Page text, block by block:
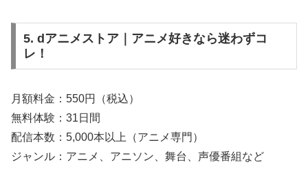
5. dアニメストア｜アニメ好きなら迷わずコ
レ！
月額料金：550円（税込）
無料体験：31日間
配信本数：5,000本以上（アニメ専門）
ジャンル：アニメ、アニソン、舞台、声優番組など